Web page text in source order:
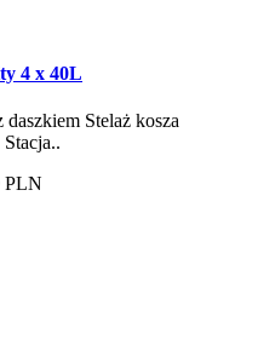
4 x 40L
Stelaż kosza
PLN